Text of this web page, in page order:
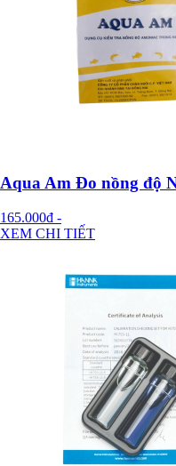
Aqua Am Đo nồng độ
165.000đ -
XEM CHI TIẾT